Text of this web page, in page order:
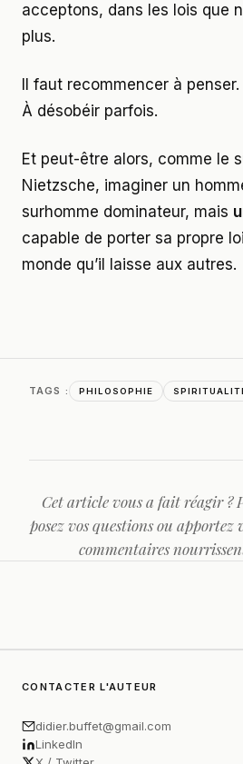
acceptons, dans les lois que
plus.
Il faut recommencer à
À désobéir parfois.
Et peut-être alors, comme le
Nietzsche, imaginer un
surhomme dominateur, mais
capable de porter sa propre
monde qu’il laisse aux autres.
TAGS : PHILOSOPHIE
Cet article vous a fait réagir ?
posez vos questions ou
commentaires
CONTACTER L'AUTEUR
didier.buffet@gmail.com
LinkedIn